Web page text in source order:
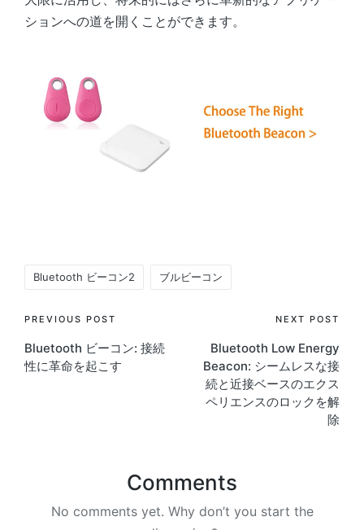
ションへの道を開くことができます。
Bluetooth ビーコン2 ブルビーコン
Post
navigation
PREVIOUS POST
Bluetooth ビーコン: 接続
性に革命を起こす
NEXT POST
Bluetooth Low Energy
Beacon: シームレスな接
続と近接ベースのエクス
ペリエンスのロックを解
除
Comments
No comments yet. Why don’t you start the